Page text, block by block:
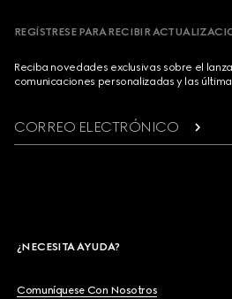
REGÍSTRESE PARA RECIBIR
Reciba novedades exclusivas sobre el
comunicaciones personalizadas y las
CORREO ELECTRÓNICO
¿NECESITA AYUDA?
Comuníquese Con Nosotros